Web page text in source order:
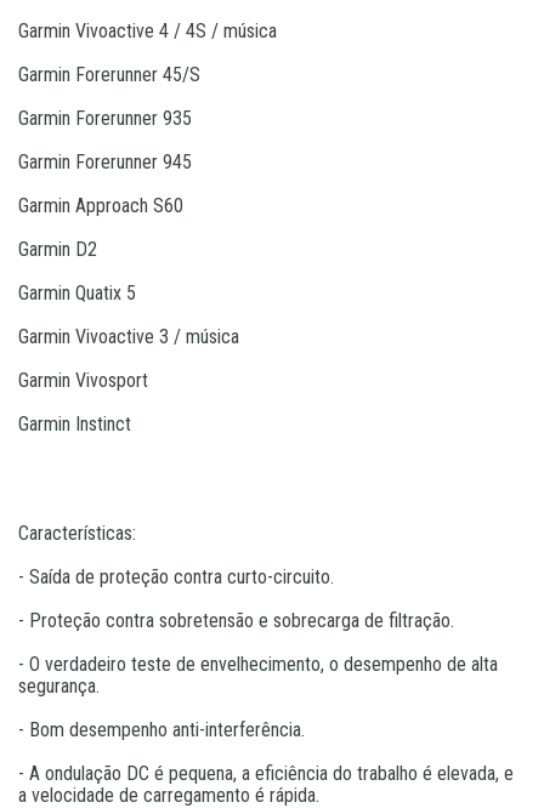
Garmin Vivoactive 4 / 4S / música
Garmin Forerunner 45/S
Garmin Forerunner 935
Garmin Forerunner 945
Garmin Approach S60
Garmin D2
Garmin Quatix 5
Garmin Vivoactive 3 / música
Garmin Vivosport
Garmin Instinct
Características:
- Saída de proteção contra curto-circuito.
- Proteção contra sobretensão e sobrecarga de filtração.
- O verdadeiro teste de envelhecimento, o desempenho de alta
segurança.
- Bom desempenho anti-interferência.
- A ondulação DC é pequena, a eficiência do trabalho é elevada, e
a velocidade de carregamento é rápida.